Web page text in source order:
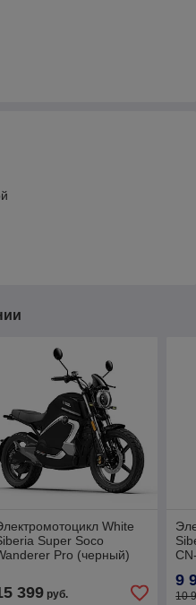
White
Super Soco
Pro (черный)
399руб.
9
10